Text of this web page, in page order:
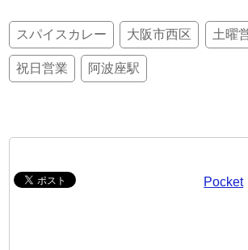
スパイスカレー 大阪市西区 土曜
祝日営業 阿波座駅
Pocket